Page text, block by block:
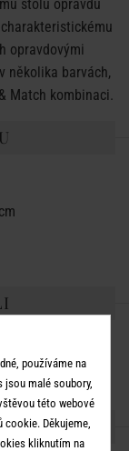
stolu opravdu
opravdovými
několika barvách,
Match kombinaci.
používáme na
jsou malé soubory,
této webové
cookie. Děkujeme,
kliknutím na